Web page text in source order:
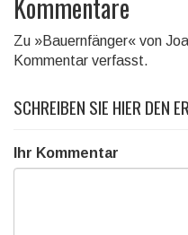
Kommentare
Zu »Bauernfänger« von
Kommentar verfasst.
SCHREIBEN SIE HIER DEN
Ihr Kommentar